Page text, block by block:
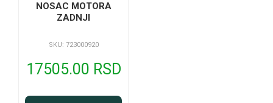
NOSAC MOTORA
ZADNJI
SKU: 723000920
17505.00 RSD